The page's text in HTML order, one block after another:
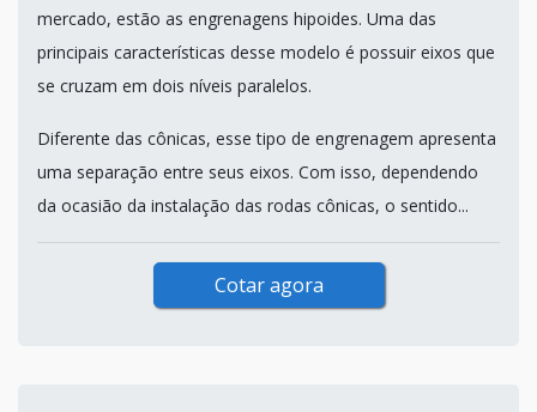
mercado, estão as engrenagens hipoides. Uma das
principais características desse modelo é possuir eixos que
se cruzam em dois níveis paralelos.
Diferente das cônicas, esse tipo de engrenagem apresenta
uma separação entre seus eixos. Com isso, dependendo
da ocasião da instalação das rodas cônicas, o sentido...
Cotar agora